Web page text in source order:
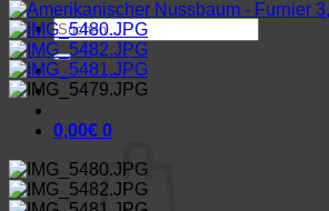
Suchen
nach:
0,00€ 0